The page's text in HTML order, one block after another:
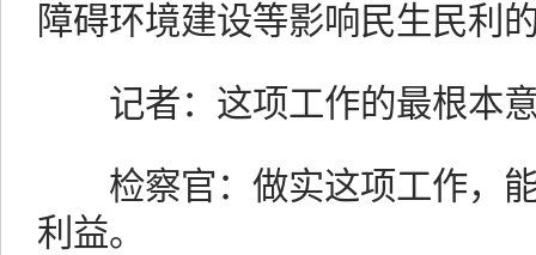
障碍环境建设等影响民生民利
记者：这项工作的最根本
检察官：做实这项工作，能
利益。